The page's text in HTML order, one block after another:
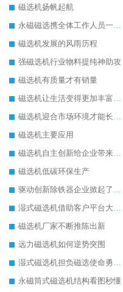
磁选机扬帆起航
永磁磁选携全体工作人员一起闯
磁选机发展的风雨历程
强磁选机行业物料提纯神助攻
磁选机有质量才有销量
磁选机让生活变得更加丰富多彩
磁选机迎合市场环境才能长远发展
磁选机主要应用
磁选机自主创新给企业带来了阳光
磁选机低碳环保生产
驱动创新除铁器企业掀起了发展风暴
湿式磁选机借助客户平台大放异彩
磁选机厂家不断推陈出新
远力磁选机如何逆势突围
湿式磁选机担负磁选使命勇往直前
永磁筒式磁选机结构看图秒懂